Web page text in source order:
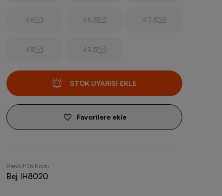
46 46.5 47.5
48 49.5
STOK UYARISI EKLE
Favorilere ekle
Renk
Bej
Ürün Kodu
IH8020